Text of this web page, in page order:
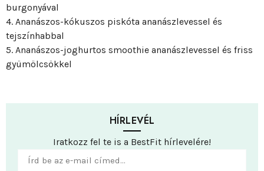
HÍRLEVÉL
Iratkozz fel te is a BestFit hírlevelére!
burgonyával
4. Ananászos-kókuszos piskóta ananászlevessel és
tejszínhabbal
5. Ananászos-joghurtos smoothie ananászlevessel és friss
gyümölcsökkel